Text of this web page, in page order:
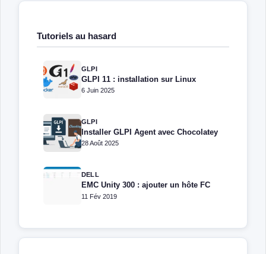
Tutoriels au hasard
GLPI
GLPI 11 : installation sur Linux
6 Juin 2025
GLPI
Installer GLPI Agent avec Chocolatey
28 Août 2025
DELL
EMC Unity 300 : ajouter un hôte FC
11 Fév 2019